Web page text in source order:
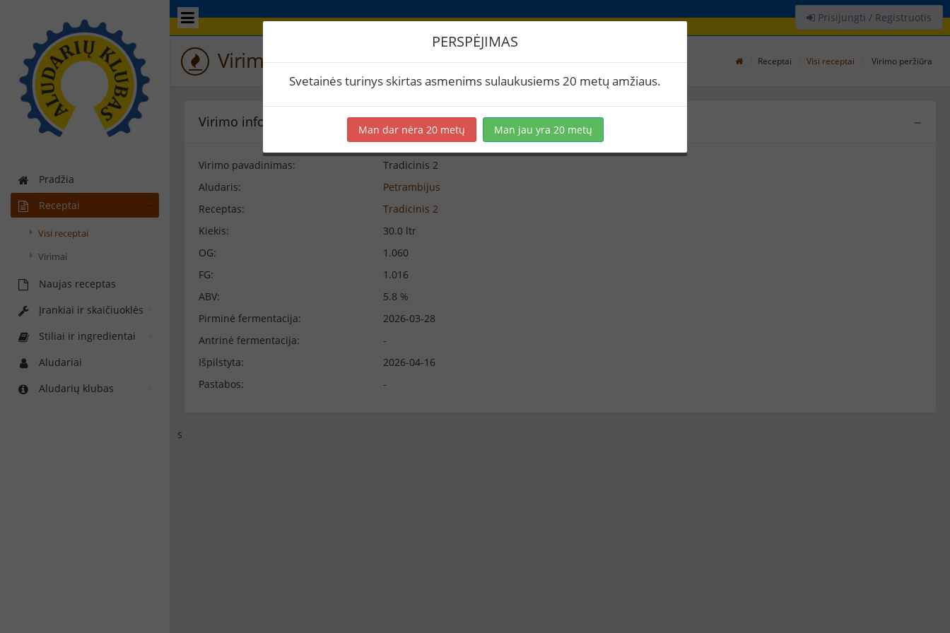
Pradžia
Receptai
Visi receptai
Virimai
Naujas receptas
Įrankiai ir skaičiuoklės
Stiliai ir ingredientai
Aludariai
Aludarių klubas
Prisijungti / Registruotis
Virimo peržiūra Receptai Visi receptai Virimo peržiūra
−
Virimo informacija
Virimo pavadinimas:
Tradicinis 2
Aludaris:
Petrambijus
Receptas:
Tradicinis 2
Kiekis:
30.0 ltr
OG:
1.060
FG:
1.016
ABV:
5.8 %
Pirminė fermentacija:
2026-03-28
Antrinė fermentacija:
-
Išpilstyta:
2026-04-16
Pastabos:
-
s
PERSPĖJIMAS
Svetainės turinys skirtas asmenims sulaukusiems 20 metų amžiaus.
Man dar nėra 20 metų Man jau yra 20 metų